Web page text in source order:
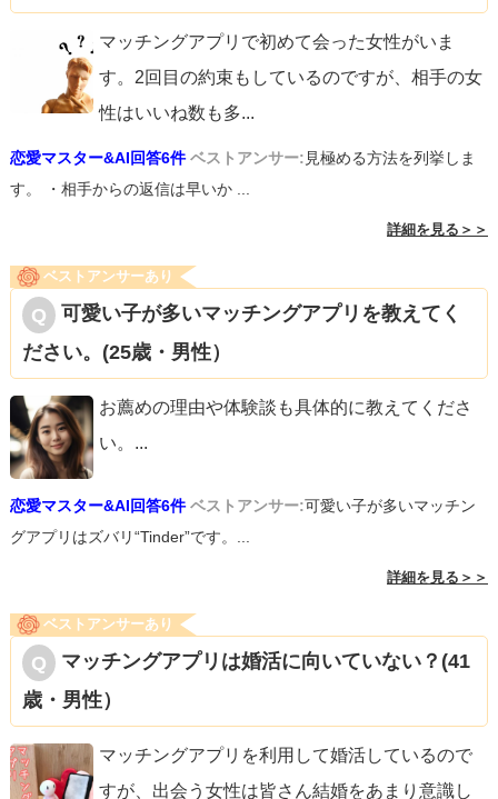
マッチングアプリで初めて会った女性がいま
す。2回目の約束もしているのですが、相手の女
性はいいね数も多...
恋愛マスター&AI回答6件 ベストアンサー: 見極める方法を列挙しま
す。 ・相手からの返信は早いか ...
詳細を見る＞＞
ベストアンサーあり
可愛い子が多いマッチングアプリを教えてく
ださい。(25歳・男性）
お薦めの理由や体験談も具体的に教えてくださ
い。 ...
恋愛マスター&AI回答6件 ベストアンサー:可愛い子が多いマッチン
グアプリはズバリ“Tinder”です。...
詳細を見る＞＞
ベストアンサーあり
マッチングアプリは婚活に向いていない？(41
歳・男性）
マッチングアプリを利用して婚活しているので
すが、出会う女性は皆さん結婚をあまり意識し